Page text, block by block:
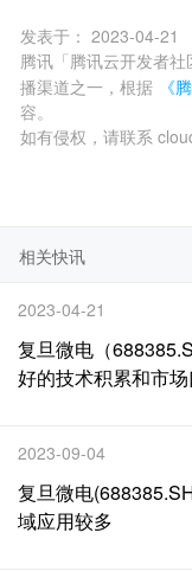
发表于： 2023-04-21
腾讯「腾讯云开发者
播渠道之一，根据
《
容。
如有侵权，请联系
相关快讯
2023-04-21
复旦微电（
好的技术积累和市
2023-09-04
复旦微电
域应用较多